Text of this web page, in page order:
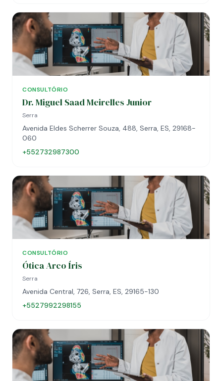
CONSULTÓRIO
Dr. Miguel Saad Meirelles Junior
Serra
Avenida Eldes Scherrer Souza, 488, Serra, ES, 29168-
060
+552732987300
CONSULTÓRIO
Ótica Arco Íris
Serra
Avenida Central, 726, Serra, ES, 29165-130
+5527992298155